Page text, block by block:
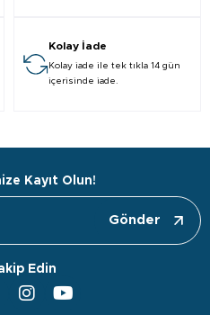
Kolay İade
Kolay iade ile tek tıkla 14 gün
içerisinde iade.
Kayıt Olun!
Gönder
Edin